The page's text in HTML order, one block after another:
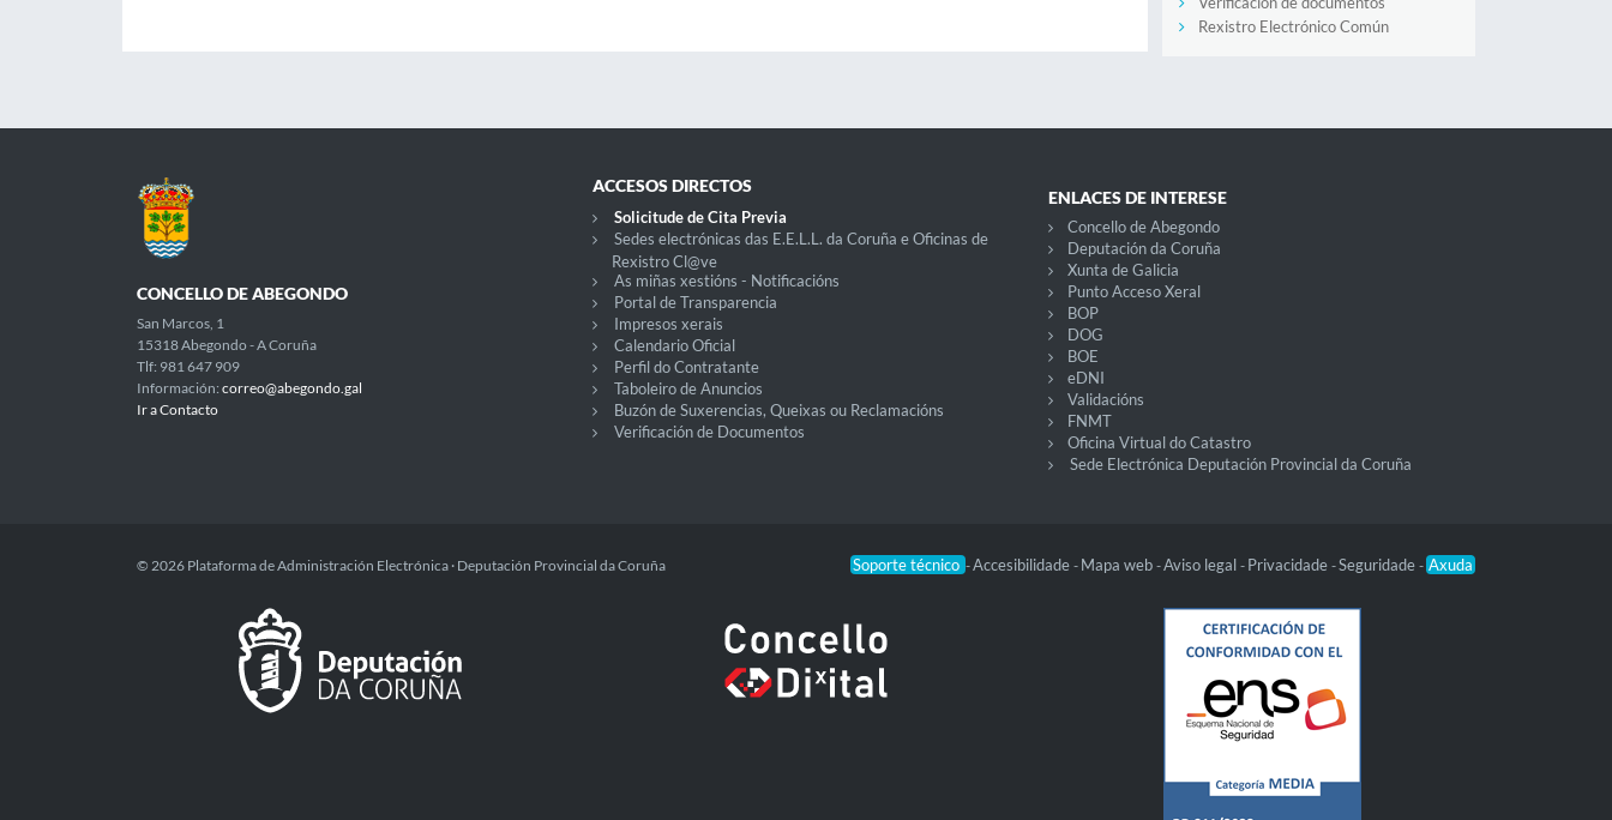
Rexistro Electrónico Común
CONCELLO DE ABEGONDO
San Marcos, 1
15318 Abegondo - A Coruña
Tlf: 981 647 909
Información: correo@abegondo.gal
Ir a Contacto
ACCESOS DIRECTOS
Solicitude de Cita Previa
Sedes electrónicas das E.E.L.L. da Coruña e Oficinas de
Rexistro Cl@ve
As miñas xestións - Notificacións
Portal de Transparencia
Impresos xerais
Calendario Oficial
Perfil do Contratante
Taboleiro de Anuncios
Buzón de Suxerencias, Queixas ou Reclamacións
Verificación de Documentos
ENLACES DE INTERESE
Concello de Abegondo
Deputación da Coruña
Xunta de Galicia
Punto Acceso Xeral
BOP
DOG
BOE
eDNI
Validacións
FNMT
Oficina Virtual do Catastro
Sede Electrónica Deputación Provincial da Coruña
Soporte técnico -Accesibilidade - Mapa web -Aviso legal - Privacidade -Seguridade - Axuda
© 2026 Plataforma de Administración Electrónica · Deputación Provincial da Coruña